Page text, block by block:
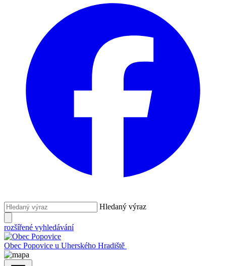
Hledaný výraz
rozšířené vyhledávání
Obec Popovice u Uherského Hradiště